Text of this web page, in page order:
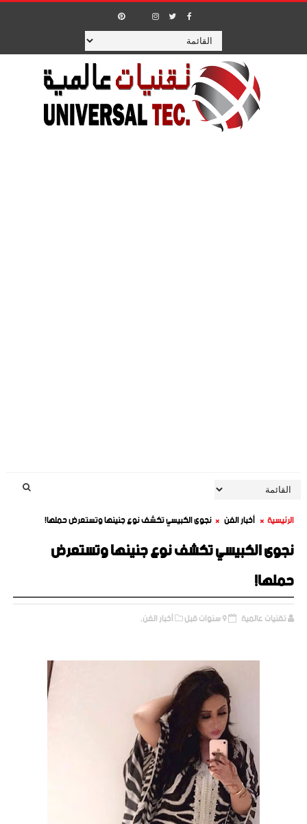
الرئيسية أخبار الفن نجوى الكبيسي تكشف نوع جنينها وتستعرض حملها!
نجوى الكبيسي تكشف نوع جنينها وتستعرض
حملها!
تقنيات عالمية 9 سنوات قبل أخبار الفن,